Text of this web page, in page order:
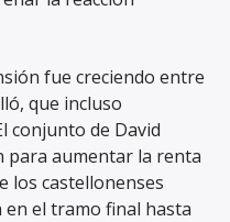
fue creciendo entre
que incluso
conjunto de David
para aumentar la renta
los castellonenses
el tramo final hasta